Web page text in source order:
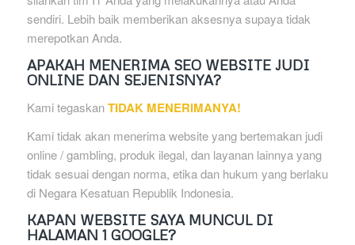
sendiri. Lebih baik memberikan aksesnya supaya tidak
merepotkan Anda.
APAKAH MENERIMA SEO WEBSITE JUDI
ONLINE DAN SEJENISNYA?
Kami tegaskanTIDAK MENERIMANYA!
Kami tidak akan menerima website yang bertemakan judi
online / gambling, produk ilegal, dan layanan lainnya yang
tidak sesuai dengan norma, etika dan hukum yang berlaku
di Negara Kesatuan Republik Indonesia.
KAPAN WEBSITE SAYA MUNCUL DI
HALAMAN 1 GOOGLE?